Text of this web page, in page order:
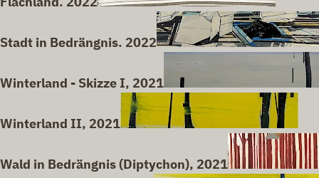
Stadt in Bedrängnis. 2022
Winterland - Skizze I, 2021
Winterland II, 2021
Wald in Bedrängnis (Diptychon), 2021